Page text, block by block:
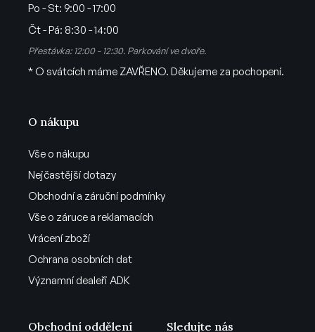
O nákupu
Vše o nákupu
Nejčastější dotazy
Obchodní a záruční podmínky
Vše o záruce a reklamacích
Vrácení zboží
Ochrana osobních dat
Významní dealeři ADK
Po - St: 9:00 - 17:00
Čt - Pá: 8:30 - 14:00
Přestávka: 12:00 - 12:30. Parkování ve dvoře.
* O svátcích máme ZAVŘENO. Děkujeme za pochopení.
Obchodní oddělení Sledujte nás